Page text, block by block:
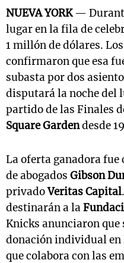
NUEVA YORK—
lugar en la fila de
1 millón de dólares. Los
confirmaron que esa
subasta por dos
disputará la noche del
partido de las Finales
Square Gardendesde
La oferta ganadora
de abogados Gibson
privadoVeritas Capital
destinarán a la
Knicks anunciaron que
donación individual
que colabora con las